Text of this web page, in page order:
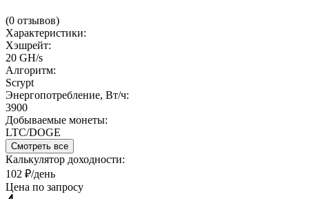
(0 отзывов)
Характеристики:
Хэшрейт:
20 GH/s
Алгоритм:
Scrypt
Энергопотребление, Вт/ч:
3900
Добываемые монеты:
LTC/DOGE
Смотреть все
Калькулятор доходности:
102 ₽/день
Цена по запросу